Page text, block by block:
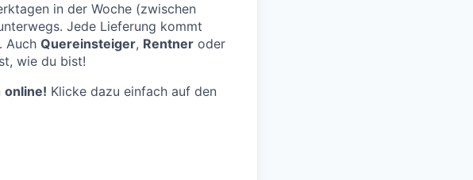
in der Woche (zwischen
Jede Lieferung kommt
Auch Quereinsteiger, Rentner oder
wie du bist!
online! Klicke dazu einfach auf den